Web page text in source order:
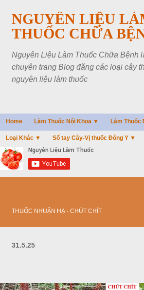
Chuyển đến nội dung chính
NGUYÊN LIỆU
THUỐC CHỮA
Nguyên Liệu Làm Thuốc Chữa Bệnh
chuyên trang Blog đăng các loại cây
nguyên liệu làm thuốc
Home Làm Thuốc Nội Khoa ▼ Làm Thuốc
Loại Khác ▼ Sổ tay Cây-Vị thuốc Đông Y ▼
THUỐC NHUẬN HẠ - CHÚT CHÍT
31.5.25